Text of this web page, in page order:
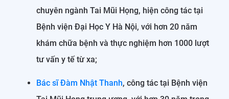
chuyên ngành Tai Mũi Họng, hiện công tác tại
Bệnh viện Đại Học Y Hà Nội, với hơn 20 năm
khám chữa bệnh và thực nghiệm hơn 1000 lượt
tư vấn y tế từ xa;
Bác sĩ Đàm Nhật Thanh, công tác tại Bệnh viện